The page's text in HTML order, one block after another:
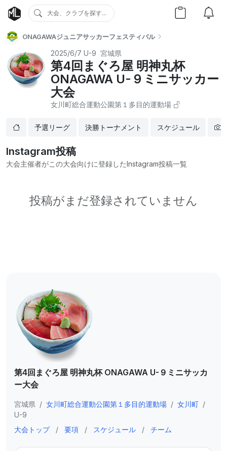
大会、クラブを探す...
ONAGAWAジュニアサッカーフェスティバル
2025/6/7 U-9 宮城県
第4回まぐろ屋 明神丸杯
ONAGAWA U-９ミニサッカー
⼤会
⼥川町総合運動公園第１多⽬的運動場
予選リーグ 決勝トーナメント スケジュール
Instagram投稿
大会主催者がこの大会向けに登録したInstagram投稿一覧
投稿がまだ登録されていません
第4回まぐろ屋 明神丸杯 ONAGAWA U-９ミニサッカ
ー⼤会
宮城県 / ⼥川町総合運動公園第１多⽬的運動場 / 女川町 /
U-9
大会トップ
/ 要項 / スケジュール / チーム